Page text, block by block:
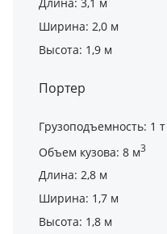
Ширина: 2,0 м
Высота: 1,9 м
Портер
Грузоподъемность: 1 т
Объем кузова: 8 м3
Длина: 2,8 м
Ширина: 1,7 м
Высота: 1,8 м